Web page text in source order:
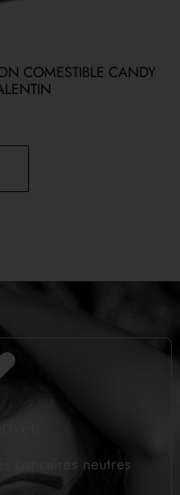
COMESTIBLE CANDY
bancaires neutres